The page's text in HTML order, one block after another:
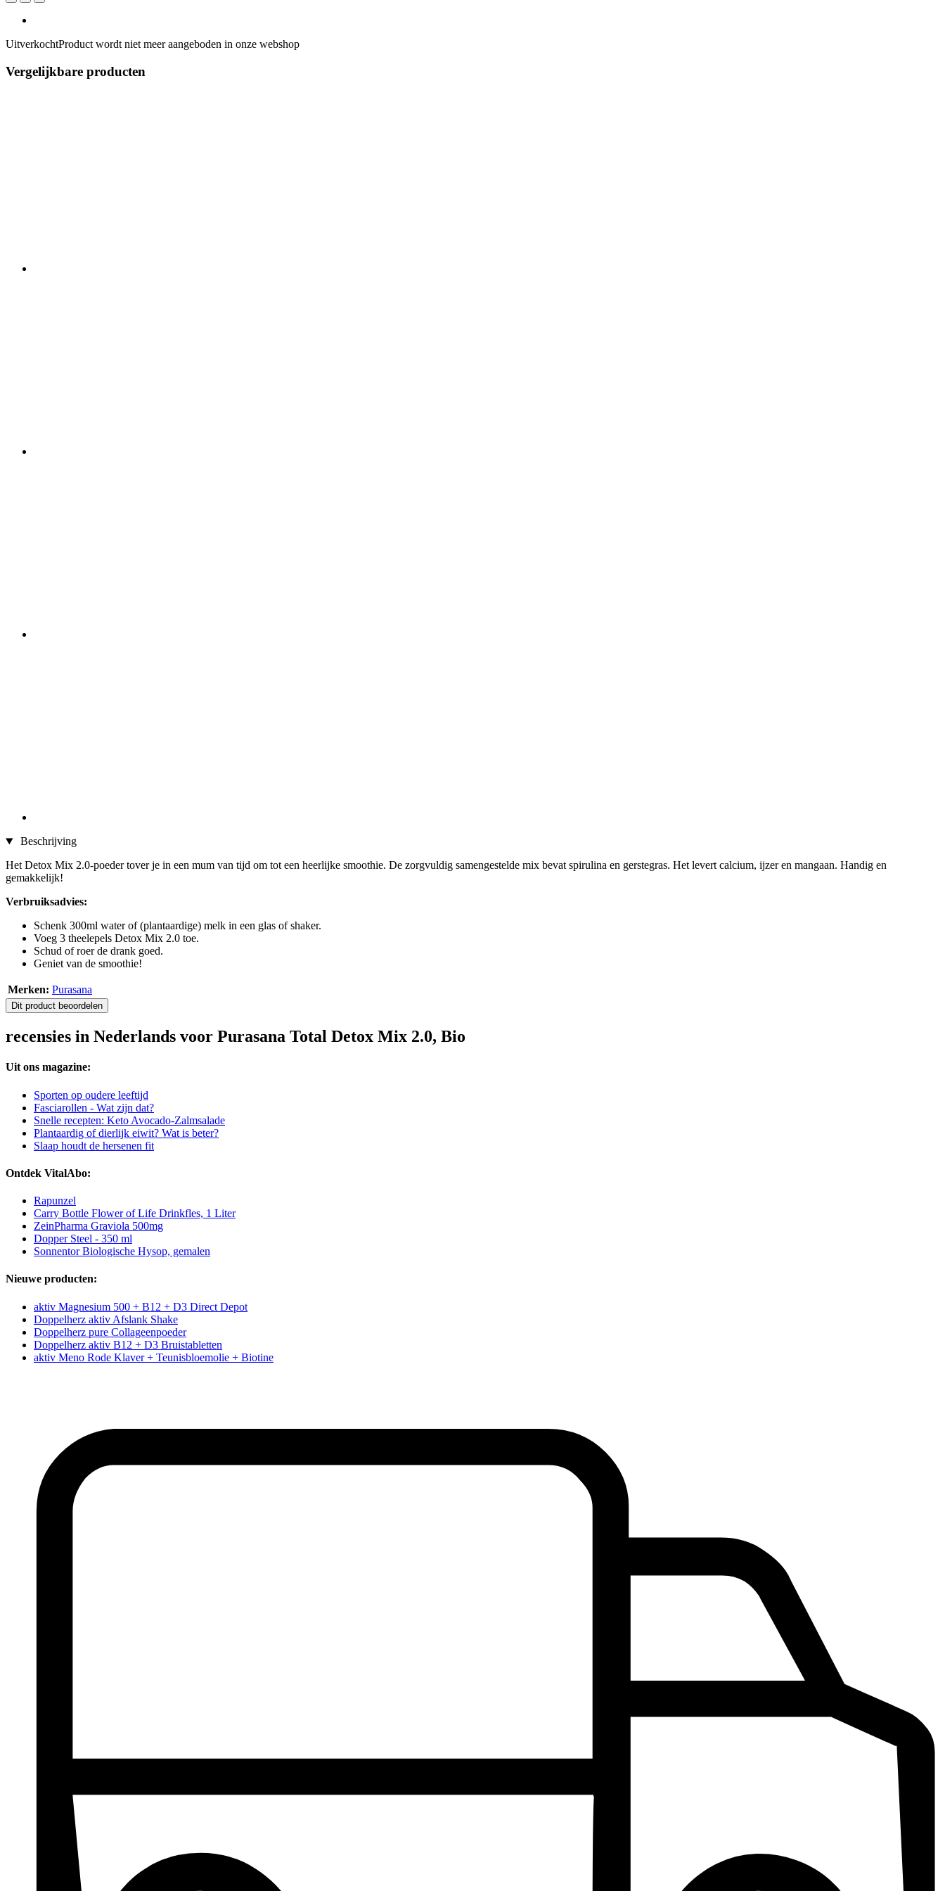
UitverkochtProduct wordt niet meer aangeboden in onze webshop
Vergelijkbare producten
Beschrijving
Het Detox Mix 2.0-poeder tover je in een mum van tijd om tot een heerlijke smoothie. De zorgvuldig samengestelde mix bevat spirulina en gerstegras. Het levert calcium, ijzer en mangaan. Handig en
gemakkelijk!
Verbruiksadvies:
Schenk 300ml water of (plantaardige) melk in een glas of shaker.
Voeg 3 theelepels Detox Mix 2.0 toe.
Schud of roer de drank goed.
Geniet van de smoothie!
Merken: Purasana
Dit product beoordelen
recensies in Nederlands voor Purasana Total Detox Mix 2.0, Bio
Uit ons magazine:
Sporten op oudere leeftijd
Fasciarollen - Wat zijn dat?
Snelle recepten: Keto Avocado-Zalmsalade
Plantaardig of dierlijk eiwit? Wat is beter?
Slaap houdt de hersenen fit
Ontdek VitalAbo:
Rapunzel
Carry Bottle Flower of Life Drinkfles, 1 Liter
ZeinPharma Graviola 500mg
Dopper Steel - 350 ml
Sonnentor Biologische Hysop, gemalen
Nieuwe producten:
aktiv Magnesium 500 + B12 + D3 Direct Depot
Doppelherz aktiv Afslank Shake
Doppelherz pure Collageenpoeder
Doppelherz aktiv B12 + D3 Bruistabletten
aktiv Meno Rode Klaver + Teunisbloemolie + Biotine